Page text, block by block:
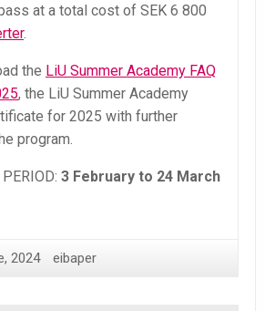
at a total cost of SEK 6 800
.
the LiU Summer Academy FAQ
, the LiU Summer Academy
for 2025 with further
program.
3 February to 24 March
2024 eibaper